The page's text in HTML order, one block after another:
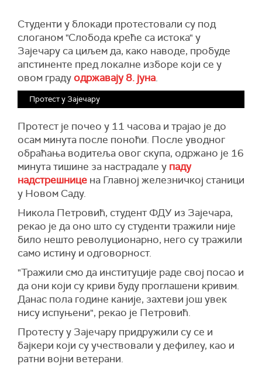
Студенти у блокади протестовали су под
слоганом "Слобода креће са истока" у
Зајечару са циљем да, како наводе, пробуде
апстиненте пред локалне изборе који се у
овом граду одржавају 8. јуна.
Протест у Зајечару
Протест је почео у 11 часова и трајао је до
осам минута после поноћи. После уводног
обраћања водитеља овог скупа, одржано је 16
минута тишине за настрадале у паду
надстрешнице на Главној железничкој станици
у Новом Саду.
Никола Петровић, студент ФДУ из Зајечара,
рекао је да оно што су студенти тражили није
било нешто револуционарно, него су тражили
само истину и одговорност.
"Тражили смо да институције раде свој посао и
да они који су криви буду проглашени кривим.
Данас пола године каније, захтеви још увек
нису испуњени", рекао је Петровић.
Протесту у Зајечару придружили су се и
бајкери који су учествовали у дефилеу, као и
ратни војни ветерани.